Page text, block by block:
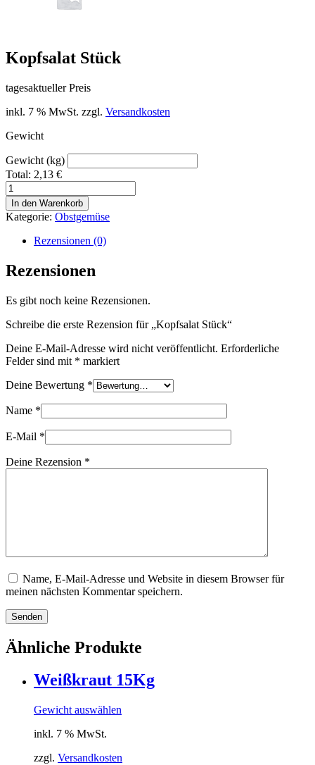
Kopfsalat Stück
tagesaktueller Preis
inkl. 7 % MwSt. zzgl. Versandkosten
Gewicht
Gewicht (kg)
Total: 2,13 €
Kopfsalat
Stück
Menge
In den Warenkorb
Kategorie: Obstgemüse
Rezensionen (0)
Rezensionen
Es gibt noch keine Rezensionen.
Schreibe die erste Rezension für „Kopfsalat Stück“
Deine E-Mail-Adresse wird nicht veröffentlicht. Erforderliche
Felder sind mit * markiert
Deine Bewertung *
Name *
E-Mail *
Deine Rezension *
Name, E-Mail-Adresse und Website in diesem Browser für
meinen nächsten Kommentar speichern.
Senden
Ähnliche Produkte
Weißkraut 15Kg
Gewicht auswählen
inkl. 7 % MwSt.
zzgl. Versandkosten